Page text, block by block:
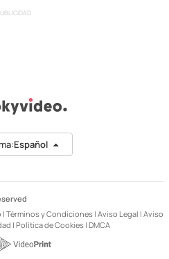
Español
| Términos y Condiciones | Aviso Legal | Aviso
| Política de Cookies | DMCA